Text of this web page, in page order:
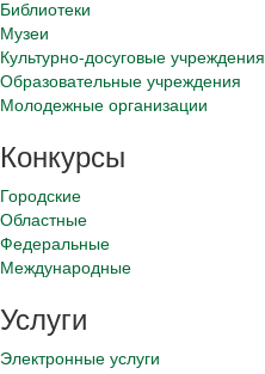
Библиотеки
Музеи
Культурно-досуговые учреждения
Образовательные учреждения
Молодежные организации
Конкурсы
Городские
Областные
Федеральные
Международные
Услуги
Электронные услуги